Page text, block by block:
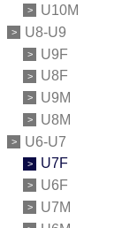
U10M
U8-U9
U9F
U8F
U9M
U8M
U6-U7
U7F
U6F
U7M